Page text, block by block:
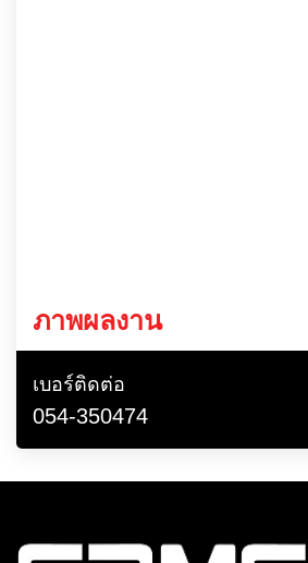
ภาพผลงาน
เบอร์ติดต่อ
054-350474